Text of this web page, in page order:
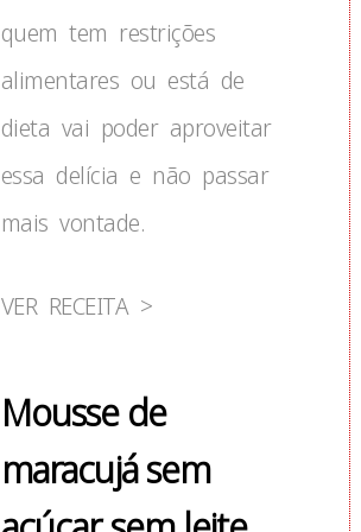
quem tem restrições
alimentares ou está de
dieta vai poder aproveitar
essa delícia e não passar
mais vontade.
VER RECEITA >
Mousse de
maracujá sem